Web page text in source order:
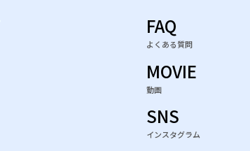
FAQ
よくある質問
MOVIE
動画
SNS
インスタグラム